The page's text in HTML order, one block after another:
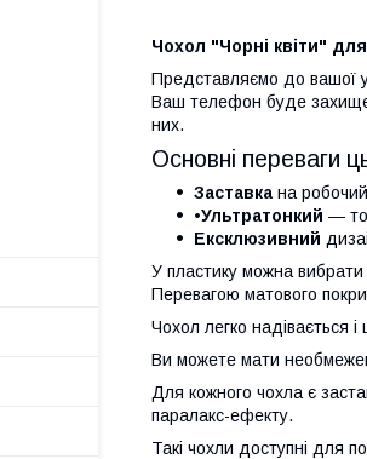
Чохол "Чорні квіти"
Представляємо до вашої
Ваш телефон буде
них.
Основні переваги
Заставка на
•Ультратонкий —
Ексклюзивний
У пластику можна
Перевагою матового
Чохол легко надівається
Ви можете мати
Для кожного чохла є
паралакс-ефекту.
Такі чохли доступні для